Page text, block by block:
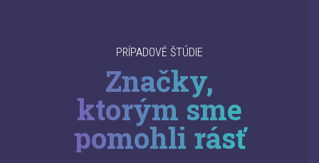
PRÍPADOVÉ ŠTÚDIE
Značky,
ktorým sme
pomohli rásť